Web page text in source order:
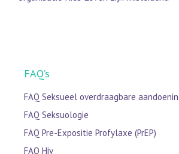
FAQ’s
FAQ Seksueel overdraagbare
FAQ Seksuologie
FAQ Pre-Expositie Profylaxe (PrEP)
FAQ Hiv